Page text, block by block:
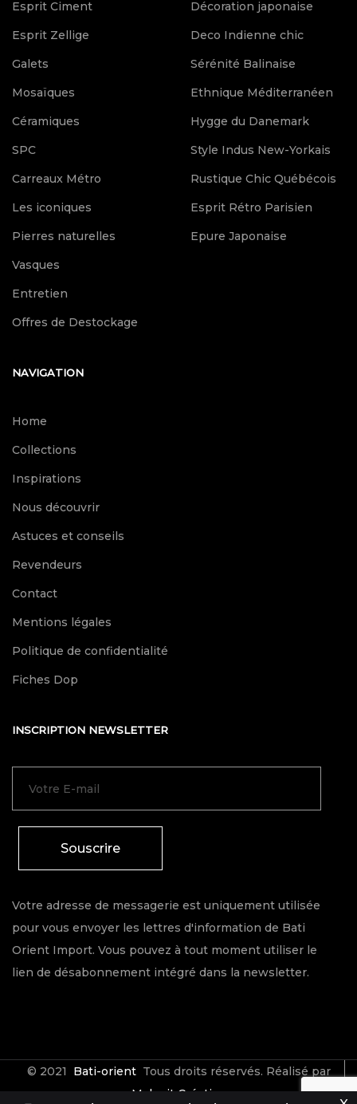
Esprit Ciment
Esprit Zellige
Galets
Mosaïques
Céramiques
SPC
Carreaux Métro
Les iconiques
Pierres naturelles
Vasques
Entretien
Offres de Destockage
Décoration japonaise
Deco Indienne chic
Sérénité Balinaise
Ethnique Méditerranéen
Hygge du Danemark
Style Indus New-Yorkais
Rustique Chic Québécois
Esprit Rétro Parisien
Epure Japonaise
NAVIGATION
Home
Collections
Inspirations
Nous découvrir
Astuces et conseils
Revendeurs
Contact
Mentions légales
Politique de confidentialité
Fiches Dop
INSCRIPTION NEWSLETTER
Souscrire
Votre adresse de messagerie est uniquement utilisée
pour vous envoyer les lettres d'information de Bati
Orient Import. Vous pouvez à tout moment utiliser le
lien de désabonnement intégré dans la newsletter.
© 2021 Bati-orient Tous droits réservés. Réalisé par
Make it Créative